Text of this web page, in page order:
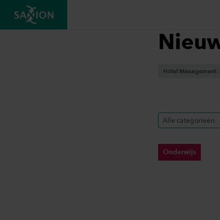
Hotel Management
Alle categorieën
Onderwijs